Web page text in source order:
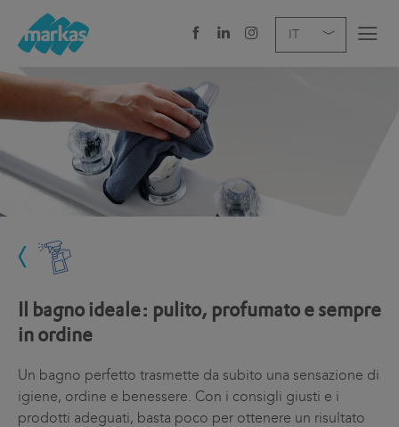
IT
DE
EN
AZIENDA
SETTORE
CAREER
SEDI E CONTATTI
Il bagno ideale: pulito, profumato e sempre
in ordine
Un bagno perfetto trasmette da subito una sensazione di
igiene, ordine e benessere. Con i consigli giusti e i
prodotti adeguati, basta poco per ottenere un risultato